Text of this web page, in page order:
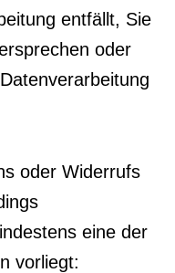
entfällt, Sie
oder
oder Widerrufs
eine der
vorliegt: